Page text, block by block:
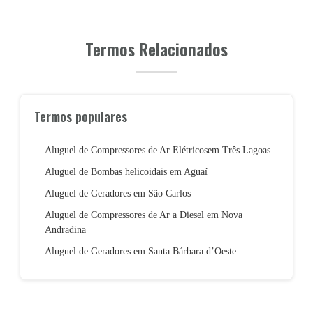
Termos Relacionados
Termos populares
Aluguel de Compressores de Ar Elétricosem Três Lagoas
Aluguel de Bombas helicoidais em Aguaí
Aluguel de Geradores em São Carlos
Aluguel de Compressores de Ar a Diesel em Nova
Andradina
Aluguel de Geradores em Santa Bárbara d’Oeste